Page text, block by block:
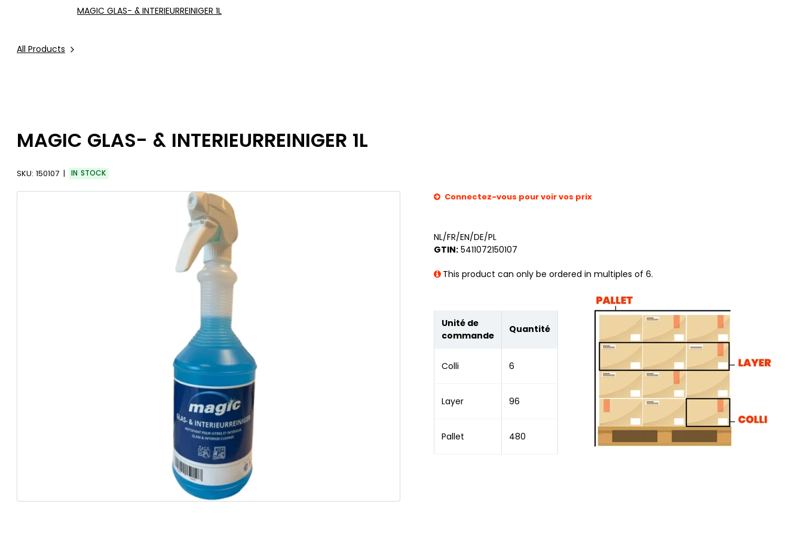
All Products
MAGIC GLAS- & INTERIEURREINIGER 1L
MAGIC GLAS- & INTERIEURREINIGER 1L
SKU: 150107 IN STOCK
Connectez-vous pour voir vos prix
NL/FR/EN/DE/PL
GTIN: 5411072150107
This product can only be ordered in multiples of 6.
Unité de
commande
Quantité
Colli 6
Layer 96
Pallet 480